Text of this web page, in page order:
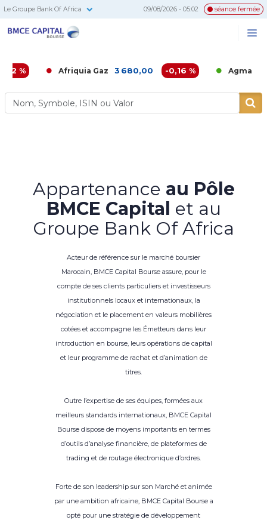
Le Groupe Bank Of Africa 09/08/2026 - 05:02 séance fermée
Afriquia Gaz 3 680,00 -0,16 % Agma 6 860,00
Appartenance au Pôle
BMCE Capital et au
Groupe Bank Of Africa
Acteur de référence sur le marché boursier
Marocain, BMCE Capital Bourse assure, pour le
compte de ses clients particuliers et investisseurs
institutionnels locaux et internationaux, la
négociation et le placement en valeurs mobilières
cotées et accompagne les Émetteurs dans leur
introduction en bourse, leurs opérations de capital
et leur programme de rachat et d’animation de
titres.
Outre l’expertise de ses équipes, formées aux
meilleurs standards internationaux, BMCE Capital
Bourse dispose de moyens importants en termes
d’outils d’analyse financière, de plateformes de
trading et de routage électronique d’ordres.
Forte de son leadership sur son Marché et animée
par une ambition africaine, BMCE Capital Bourse a
opté pour une stratégie de développement